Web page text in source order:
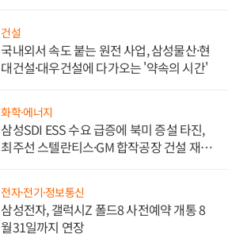
건설
국내외서 속도 붙는 원전 사업, 삼성물산·현
대건설·대우건설에 다가오는 '약속의 시간'
화학·에너지
삼성SDI ESS 수요 급증에 북미 증설 타진,
최주선 스텔란티스·GM 합작공장 건설 재추
전자·전기·정보통신
삼성전자, 갤럭시Z 폴드8 사전예약 개통 8
월31일까지 연장